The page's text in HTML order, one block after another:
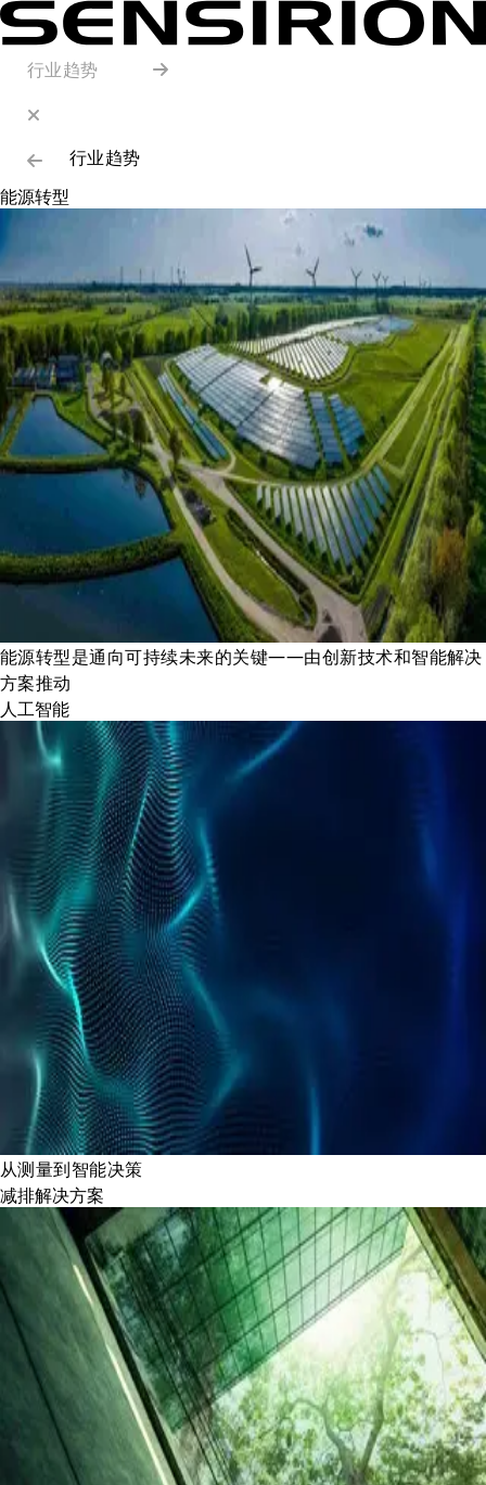
行业趋势
行业趋势
能源转型
能源转型是通向可持续未来的关键——由创新技术和智能解决
方案推动
人工智能
从测量到智能决策
减排解决方案